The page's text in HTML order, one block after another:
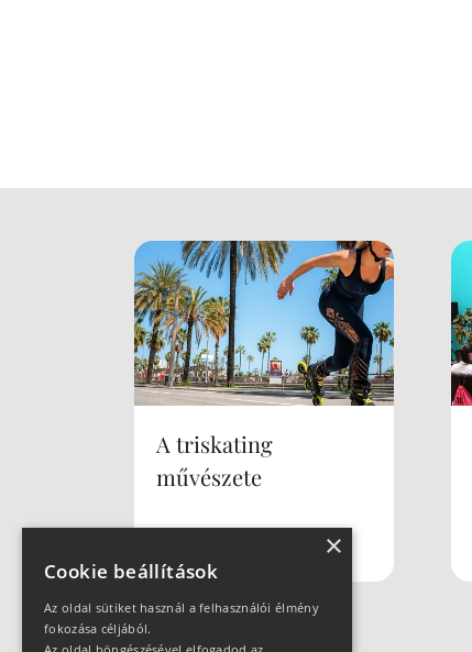
A triskating
művészete
×
Cookie beállítások
Az oldal sütiket használ a felhasználói élmény
fokozása céljából.